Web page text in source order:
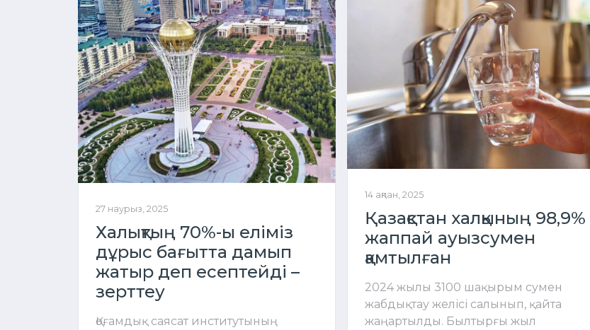
27 наурыз, 2025
Халықтың 70%-ы еліміз
дұрыс бағытта дамып
жатыр деп есептейді –
зерттеу
Қоғамдық саясат институтының
14 ақпан, 2025
Қазақстан халқының 98,9%
жаппай ауызсумен
қамтылған
2024 жылы 3100 шақырым сумен
жабдықтау желісі салынып, қайта
жаңартылды. Былтырғы жыл